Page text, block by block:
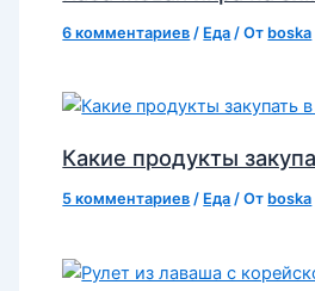
6 комментариев / Еда / От boska
Какие продукты
5 комментариев / Еда / От boska